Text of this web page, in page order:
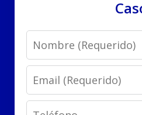
Name
Email
Phone